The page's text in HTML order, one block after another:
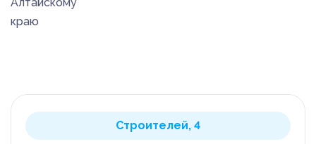
Строителей, 4
правилами их обработки